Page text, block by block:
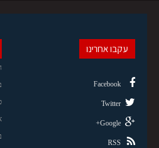
עקבו אחרינו
Facebook
Twitter
Google+
RSS